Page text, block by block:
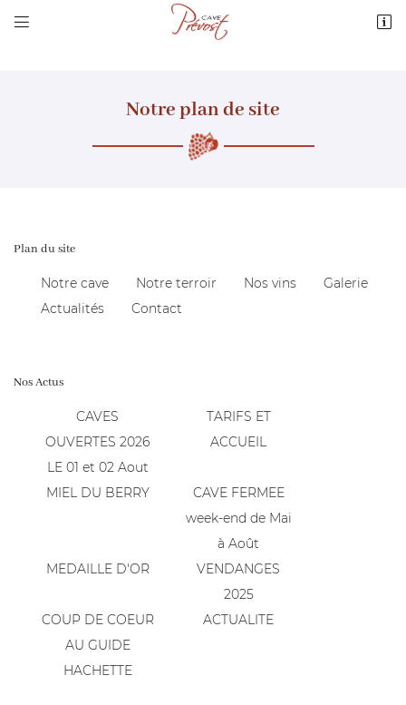

CAVE

Adresse email de réception
En cochant cette case, vous consentez à recevoir nos propositions
le formulaire de désinscription
INSCRIPTION
Notre plan de site
Plan du site
Notre cave Notre terroir Nos vins
Galerie
Actualités
Contact
Nos Actus
CAVES
OUVERTES 2026
LE 01 et 02 Aout
TARIFS ET
ACCUEIL
MIEL DU BERRY
CAVE FERMEE
week-end de Mai
à Août
MEDAILLE D'OR
VENDANGES
2025
COUP DE COEUR
AU GUIDE
HACHETTE
ACTUALITE